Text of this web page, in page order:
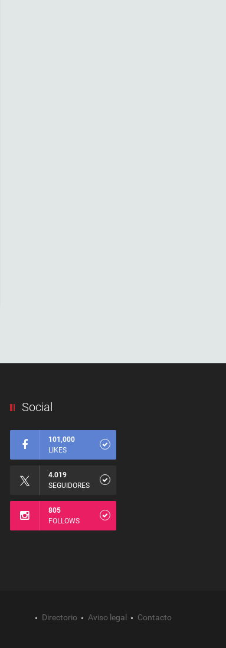
Social
101,000
LIKES
4.019
SEGUIDORES
805
FOLLOWS
Directorio Aviso legal Contacto